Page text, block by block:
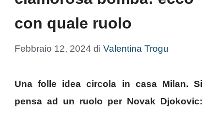
con quale ruolo
Febbraio 12, 2024 di Valentina Trogu
Una folle idea circola in casa Milan. Si
pensa ad un ruolo per Novak Djokovic: